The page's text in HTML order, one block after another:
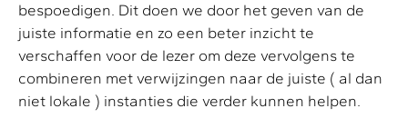
bespoedigen. Dit doen we door het geven van de
juiste informatie en zo een beter inzicht te
verschaffen voor de lezer om deze vervolgens te
combineren met verwijzingen naar de juiste ( al dan
niet lokale ) instanties die verder kunnen helpen.